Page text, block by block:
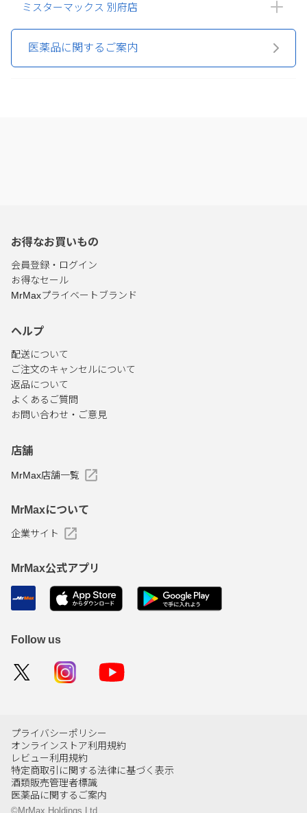
ミスターマックス 別府店
医薬品に関するご案内
お得なお買いもの
会員登録・ログイン
お得なセール
MrMaxプライベートブランド
ヘルプ
配送について
ご注文のキャンセルについて
返品について
よくあるご質問
お問い合わせ・ご意見
店舗
MrMax店舗一覧
MrMaxについて
企業サイト
MrMax公式アプリ
Follow us
プライバシーポリシー
オンラインストア利用規約
レビュー利用規約
特定商取引に関する法律に基づく表示
酒類販売管理者標識
医薬品に関するご案内
©MrMax Holdings Ltd.